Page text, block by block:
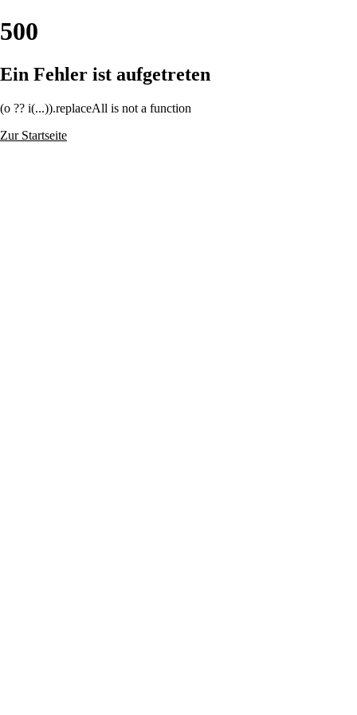
500
Ein Fehler ist aufgetreten
(o ?? i(...)).replaceAll is not a function
Zur Startseite